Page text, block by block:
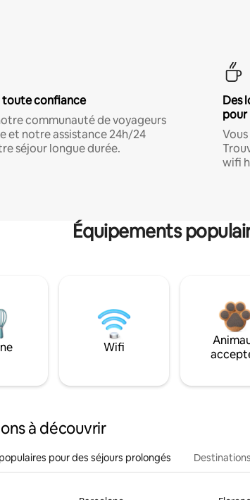
toute confiance
communauté de voyageurs
et notre assistance 24h/24
séjour longue durée.
Des
pour
wifi
Équipements
Wifi
à découvrir
pour des séjours prolongés